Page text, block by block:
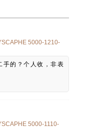
5000-1210-
手的？个人收，非表
5000-1110-